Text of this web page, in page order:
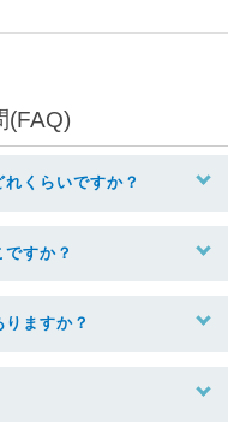
(FAQ)
くらいですか？
すか？
ますか？